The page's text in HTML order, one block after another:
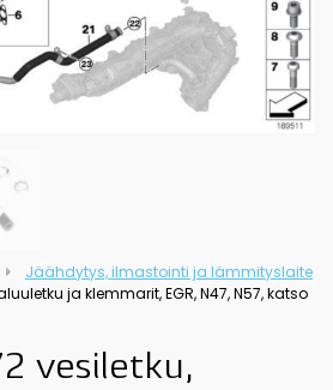
Jäähdytys, ilmastointi ja lämmityslaite
ja klemmarit, EGR, N47, N57, katso
vesiletku,